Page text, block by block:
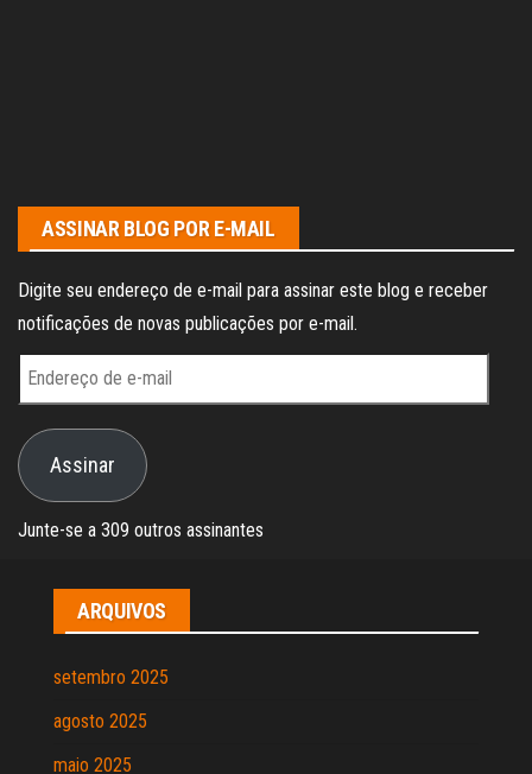
ASSINAR BLOG POR E-MAIL
Digite seu endereço de e-mail para assinar este blog e receber
notificações de novas publicações por e-mail.
Endereço
de
e-
mail Assinar
Junte-se a 309 outros assinantes
ARQUIVOS
setembro 2025
agosto 2025
maio 2025